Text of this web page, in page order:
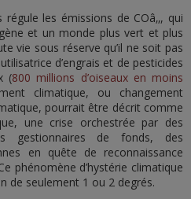
les émissions de COâ‚‚, qui
et un monde plus vert et plus
vie sous réserve qu’il ne soit pas
d’engrais et de pesticides
(800 millions d’oiseaux en moins
climatique, ou changement
pourrait être décrit comme
une crise orchestrée par des
gestionnaires de fonds, des
en quête de reconnaissance
phénomène d’hystérie climatique
de seulement 1 ou 2 degrés.